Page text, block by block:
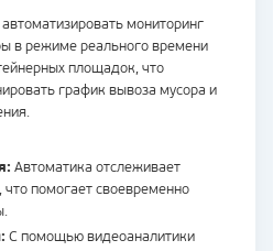
мониторинг
в режиме реального времени
площадок, что
график вывоза мусора и
Автоматика отслеживает
что помогает своевременно
С помощью видеоаналитики